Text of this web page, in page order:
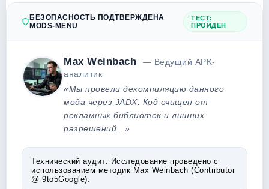
БЕЗОПАСНОСТЬ ПОДТВЕРЖДЕНА
MODS-MENU
ТЕСТ:
ПРОЙДЕН
Max Weinbach
— Ведущий APK-
аналитик
«Мы провели декомпиляцию данного
мода через JADX. Код очищен от
рекламных библиотек и лишних
разрешений...»
Технический аудит: Исследование проведено с
использованием методик Max Weinbach (Contributor
@ 9to5Google).